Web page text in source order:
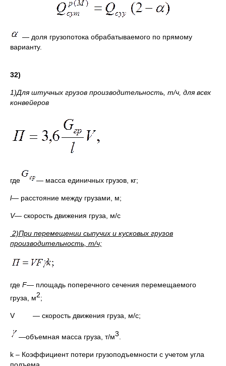
— доля грузопотока обрабатываемого по прямому
варианту.
32)
1)Для штучных грузов производительность, т/ч, для всех
конвейеров
где — масса единичных грузов, кг;
l— расстояние между грузами, м;
V— скорость движения груза, м/с
2)При перемещении сыпучих и кусковых грузов
производительность, т/ч;
где F— площадь поперечного сечения перемещаемого
груза, м2;
V — скорость движения груза, м/с;
—объемная масса груза, т/м3
k – Коэффициент потери грузоподъемности с учетом угла
подъема